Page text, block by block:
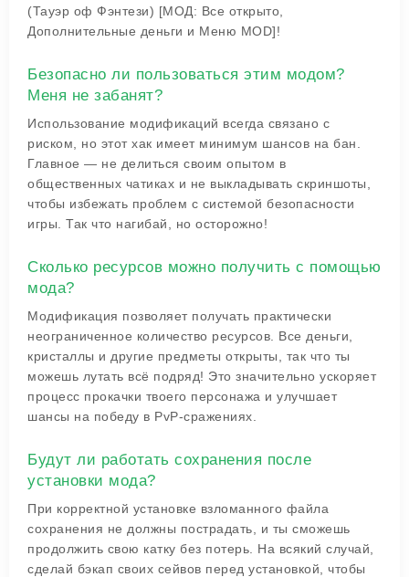
(Тауэр оф Фэнтези) [МОД: Все открыто,
Дополнительные деньги и Меню MOD]!
Безопасно ли пользоваться этим модом?
Меня не забанят?
Использование модификаций всегда связано с
риском, но этот хак имеет минимум шансов на бан.
Главное — не делиться своим опытом в
общественных чатиках и не выкладывать скриншоты,
чтобы избежать проблем с системой безопасности
игры. Так что нагибай, но осторожно!
Сколько ресурсов можно получить с помощью
мода?
Модификация позволяет получать практически
неограниченное количество ресурсов. Все деньги,
кристаллы и другие предметы открыты, так что ты
можешь лутать всё подряд! Это значительно ускоряет
процесс прокачки твоего персонажа и улучшает
шансы на победу в PvP-сражениях.
Будут ли работать сохранения после
установки мода?
При корректной установке взломанного файла
сохранения не должны пострадать, и ты сможешь
продолжить свою катку без потерь. На всякий случай,
сделай бэкап своих сейвов перед установкой, чтобы